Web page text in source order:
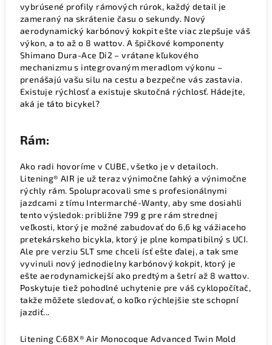
vybrúsené profily rámových rúrok, každý detail je
zameraný na skrátenie času o sekundy. Nový
aerodynamický karbónový kokpit ešte viac zlepšuje váš
výkon, a to až o 8 wattov. A špičkové komponenty
Shimano Dura-Ace Di2 – vrátane kľukového
mechanizmu s integrovaným meradlom výkonu –
prenášajú vašu silu na cestu a bezpečne vás zastavia.
Existuje rýchlosť a existuje skutočná rýchlosť. Hádejte,
aká je táto bicykel?
Rám:
Ako radi hovoríme v CUBE, všetko je v detailoch.
Litening® AIR je už teraz výnimočne ľahký a výnimočne
rýchly rám. Spolupracovali sme s profesionálnymi
jazdcami z tímu Intermarché-Wanty, aby sme dosiahli
tento výsledok: približne 799 g pre rám strednej
veľkosti, ktorý je možné zabudovať do 6,6 kg vážiaceho
pretekárskeho bicykla, ktorý je plne kompatibilný s UCI.
Ale pre verziu SLT sme chceli ísť ešte ďalej, a tak sme
vyvinuli nový jednodielny karbónový kokpit, ktorý je
ešte aerodynamickejší ako predtým a šetrí až 8 wattov.
Poskytuje tiež pohodlné uchytenie pre váš cyklopočítač,
takže môžete sledovať, o koľko rýchlejšie ste schopní
jazdiť...
Litening C:68X® Air Monocoque Advanced Twin Mold